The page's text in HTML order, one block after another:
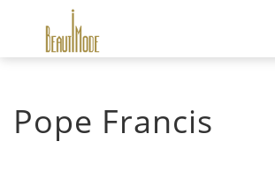
Pope Francis